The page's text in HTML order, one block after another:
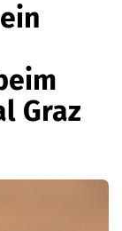
Graz